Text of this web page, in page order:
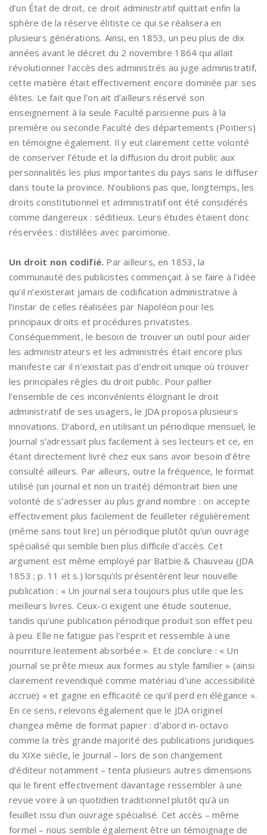
d’un État de droit, ce droit administratif quittait enfin la
sphère de la réserve élitiste ce qui se réalisera en
plusieurs générations. Ainsi, en 1853, un peu plus de dix
années avant le décret du 2 novembre 1864 qui allait
révolutionner l’accès des administrés au juge administratif,
cette matière était effectivement encore dominée par ses
élites. Le fait que l’on ait d’ailleurs réservé son
enseignement à la seule Faculté parisienne puis à la
première ou seconde Faculté des départements (Poitiers)
en témoigne également. Il y eut clairement cette volonté
de conserver l’étude et la diffusion du droit public aux
personnalités les plus importantes du pays sans le diffuser
dans toute la province. N’oublions pas que, longtemps, les
droits constitutionnel et administratif ont été considérés
comme dangereux : séditieux. Leurs études étaient donc
réservées : distillées avec parcimonie.
Un droit non codifié. Par ailleurs, en 1853, la
communauté des publicistes commençait à se faire à l’idée
qu’il n’existerait jamais de codification administrative à
l’instar de celles réalisées par Napoléon pour les
principaux droits et procédures privatistes.
Conséquemment, le besoin de trouver un outil pour aider
les administrateurs et les administrés était encore plus
manifeste car il n’existait pas d’endroit unique où trouver
les principales règles du droit public. Pour pallier
l’ensemble de ces inconvénients éloignant le droit
administratif de ses usagers, le JDA proposa plusieurs
innovations. D’abord, en utilisant un périodique mensuel, le
Journal s’adressait plus facilement à ses lecteurs et ce, en
étant directement livré chez eux sans avoir besoin d’être
consulté ailleurs. Par ailleurs, outre la fréquence, le format
utilisé (un journal et non un traité) démontrait bien une
volonté de s’adresser au plus grand nombre : on accepte
effectivement plus facilement de feuilleter régulièrement
(même sans tout lire) un périodique plutôt qu’un ouvrage
spécialisé qui semble bien plus difficile d’accès. Cet
argument est même employé par Batbie & Chauveau (JDA
1853 ; p. 11 et s.) lorsqu’ils présentèrent leur nouvelle
publication : « Un journal sera toujours plus utile que les
meilleurs livres. Ceux-ci exigent une étude soutenue,
tandis qu’une publication périodique produit son effet peu
à peu. Elle ne fatigue pas l’esprit et ressemble à une
nourriture lentement absorbée ». Et de conclure : « Un
journal se prête mieux aux formes au style familier » (ainsi
clairement revendiqué comme matériau d’une accessibilité
accrue) « et gagne en efficacité ce qu’il perd en élégance ».
En ce sens, relevons également que le JDA originel
changea même de format papier : d’abord in-octavo
comme la très grande majorité des publications juridiques
du XIXe siècle, le Journal – lors de son changement
d’éditeur notamment – tenta plusieurs autres dimensions
qui le firent effectivement davantage ressembler à une
revue voire à un quotidien traditionnel plutôt qu’à un
feuillet issu d’un ouvrage spécialisé. Cet accès – même
formel – nous semble également être un témoignage de